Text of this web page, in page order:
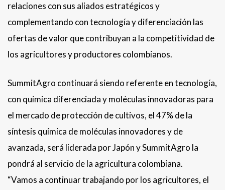
relaciones con sus aliados estratégicos y
complementando con tecnología y diferenciación las
ofertas de valor que contribuyan a la competitividad de
los agricultores y productores colombianos.
SummitAgro continuará siendo referente en tecnología,
con química diferenciada y moléculas innovadoras para
el mercado de protección de cultivos, el 47% de la
síntesis química de moléculas innovadores y de
avanzada, será liderada por Japón y SummitAgro la
pondrá al servicio de la agricultura colombiana.
“Vamos a continuar trabajando por los agricultores, el